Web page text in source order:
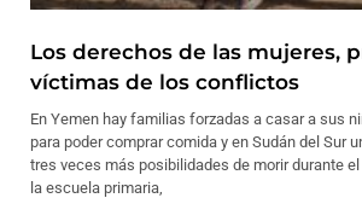
Los derechos de las mujeres,
víctimas de los conflictos
En Yemen hay familias forzadas a casar a sus
para poder comprar comida y en Sudán del Sur
tres veces más posibilidades de morir durante
la escuela primaria,